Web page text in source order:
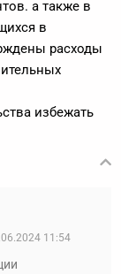
а также в
в
расходы
избежать
11:54